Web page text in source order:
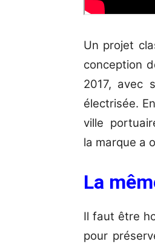
Un projet
conception
2017, avec
électrisée.
ville
la marque a
La
Il faut être
pour